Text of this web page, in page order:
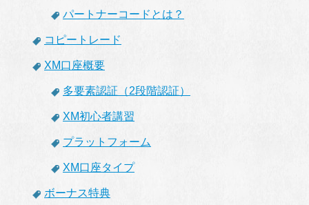
パートナーコードとは？
コピートレード
XM口座概要
多要素認証（2段階認証）
XM初心者講習
プラットフォーム
XM口座タイプ
ボーナス特典